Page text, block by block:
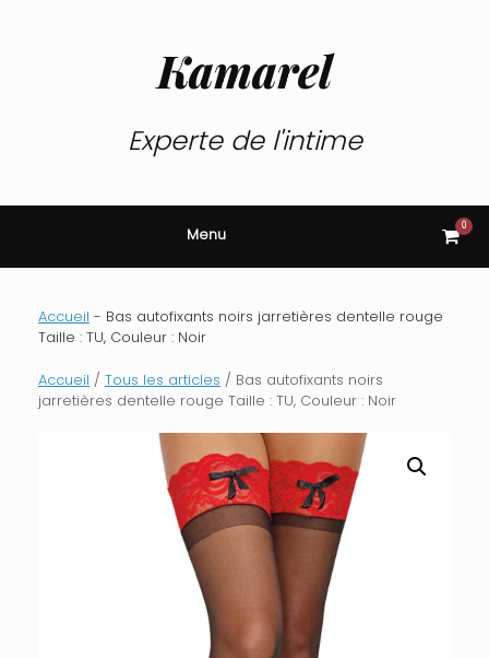
Kamarel
Experte de l'intime
Menu View
cart
0
Accueil - Bas autofixants noirs jarretières dentelle rouge
Taille : TU, Couleur : Noir
Accueil / Tous les articles / Bas autofixants noirs
jarretières dentelle rouge Taille : TU, Couleur : Noir